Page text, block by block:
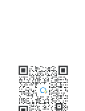
1215-1217号